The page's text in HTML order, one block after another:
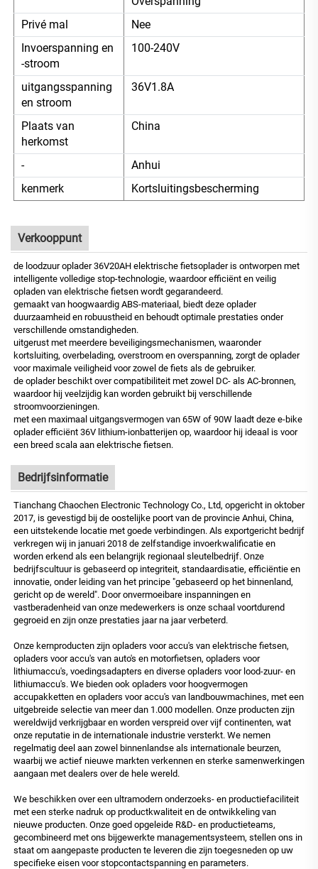
Privé mal
Nee
Invoerspanning en
-stroom
100-240V
uitgangsspanning
en stroom
36V1.8A
Plaats van
herkomst
China
-
Anhui
kenmerk
Kortsluitingsbescherming
Verkooppunt
de loodzuur oplader 36V20AH elektrische fietsoplader is ontworpen met
intelligente volledige stop-technologie, waardoor efficiënt en veilig
opladen van elektrische fietsen wordt gegarandeerd.
gemaakt van hoogwaardig ABS-materiaal, biedt deze oplader
duurzaamheid en robuustheid en behoudt optimale prestaties onder
verschillende omstandigheden.
uitgerust met meerdere beveiligingsmechanismen, waaronder
kortsluiting, overbelading, overstroom en overspanning, zorgt de oplader
voor maximale veiligheid voor zowel de fiets als de gebruiker.
de oplader beschikt over compatibiliteit met zowel DC- als AC-bronnen,
waardoor hij veelzijdig kan worden gebruikt bij verschillende
stroomvoorzieningen.
met een maximaal uitgangsvermogen van 65W of 90W laadt deze e-bike
oplader efficiënt 36V lithium-ionbatterijen op, waardoor hij ideaal is voor
een breed scala aan elektrische fietsen.
Bedrijfsinformatie
Tianchang Chaochen Electronic Technology Co., Ltd, opgericht in oktober
2017, is gevestigd bij de oostelijke poort van de provincie Anhui, China,
een uitstekende locatie met goede verbindingen. Als exportgericht bedrijf
verkregen wij in januari 2018 de zelfstandige invoerkwalificatie en
worden erkend als een belangrijk regionaal sleutelbedrijf. Onze
bedrijfscultuur is gebaseerd op integriteit, standaardisatie, efficiëntie en
innovatie, onder leiding van het principe "gebaseerd op het binnenland,
gericht op de wereld". Door onvermoeibare inspanningen en
vastberadenheid van onze medewerkers is onze schaal voortdurend
gegroeid en zijn onze prestaties jaar na jaar verbeterd.
Onze kernproducten zijn opladers voor accu's van elektrische fietsen,
opladers voor accu's van auto's en motorfietsen, opladers voor
lithiumaccu's, voedingsadapters en diverse opladers voor lood-zuur- en
lithiumaccu's. We bieden ook opladers voor hoogvermogen
accupakketten en opladers voor accu's van landbouwmachines, met een
uitgebreide selectie van meer dan 1.000 modellen. Onze producten zijn
wereldwijd verkrijgbaar en worden verspreid over vijf continenten, wat
onze reputatie in de internationale industrie versterkt. We nemen
regelmatig deel aan zowel binnenlandse als internationale beurzen,
waarbij we actief nieuwe markten verkennen en sterke samenwerkingen
aangaan met dealers over de hele wereld.
We beschikken over een ultramodern onderzoeks- en productiefaciliteit
met een sterke nadruk op productkwaliteit en de ontwikkeling van
nieuwe producten. Onze goed opgeleide R&D- en productieteams,
gecombineerd met ons bijgewerkte managementsysteem, stellen ons in
staat om aangepaste producten te leveren die zijn toegesneden op uw
specifieke eisen voor stopcontactspanning en parameters.